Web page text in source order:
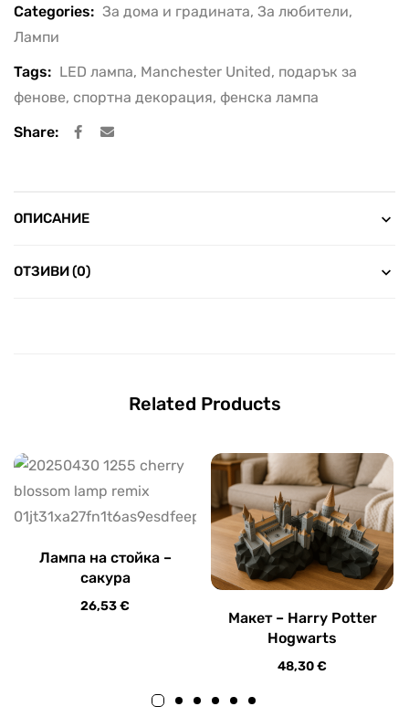
Categories: За дома и градината, За любители,
Лампи
Tags: LED лампа, Manchester United, подарък за
фенове, спортна декорация, фенска лампа
Share:
ОПИСАНИЕ
ОТЗИВИ (0)
Related Products
Лампа на стойка –
сакура
26,53€
Макет – Harry Potter
Hogwarts
48,30€